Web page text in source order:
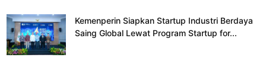
Kemenperin Siapkan Startup Industri Berdaya
Saing Global Lewat Program Startup for...